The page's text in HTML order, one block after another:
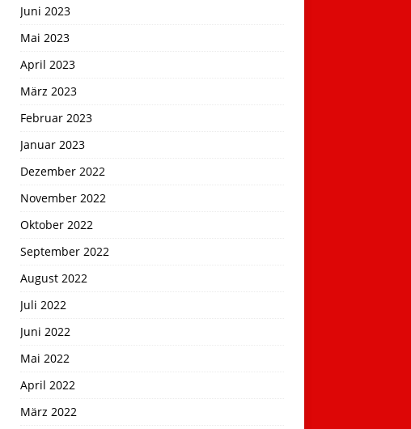
Juni 2023
Mai 2023
April 2023
März 2023
Februar 2023
Januar 2023
Dezember 2022
November 2022
Oktober 2022
September 2022
August 2022
Juli 2022
Juni 2022
Mai 2022
April 2022
März 2022